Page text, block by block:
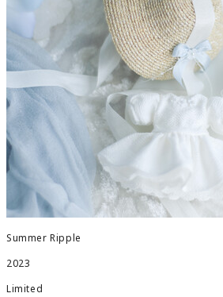
Summer Ripple
2023
Limited